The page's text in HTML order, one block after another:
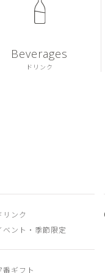
Beverages
ドリンク
リンク
ベント・季節限定
番ギフト